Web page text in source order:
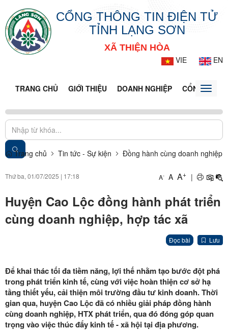
CỔNG THÔNG TIN ĐIỆN TỬ
TỈNH LẠNG SƠN
XÃ THIỆN HÒA
VIE
EN
TRANG CHỦ GIỚI THIỆU DOANH NGHIỆP CỔNG DỊCH
Toggle
Trang chủ Tin tức - Sự kiện Đồng hành cùng doanh nghiệp
Thứ ba, 01/07/2025 | 17:18 A- A A+ |
Huyện Cao Lộc đồng hành phát triển
cùng doanh nghiệp, hợp tác xã
Đọc bài Lưu
Để khai thác tối đa tiềm năng, lợi thế nhằm tạo bước đột phá
trong phát triển kinh tế, cùng với việc hoàn thiện cơ sở hạ
tầng thiết yếu, cải thiện môi trường đầu tư kinh doanh. Thời
gian qua, huyện Cao Lộc đã có nhiều giải pháp đồng hành
cùng doanh nghiệp, HTX phát triển, qua đó đóng góp quan
trọng vào việc thúc đẩy kinh tế - xã hội tại địa phương.